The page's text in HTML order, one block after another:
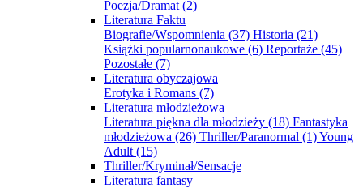
Poezja/Dramat (2)
Literatura Faktu
Biografie/Wspomnienia (37) Historia (21)
Książki popularnonaukowe (6) Reportaże (45)
Pozostałe (7)
Literatura obyczajowa
Erotyka i Romans (7)
Literatura młodzieżowa
Literatura piękna dla młodzieży (18) Fantastyka
młodzieżowa (26) Thriller/Paranormal (1)Young
Adult (15)
Thriller/Kryminał/Sensacje
Literatura fantasy